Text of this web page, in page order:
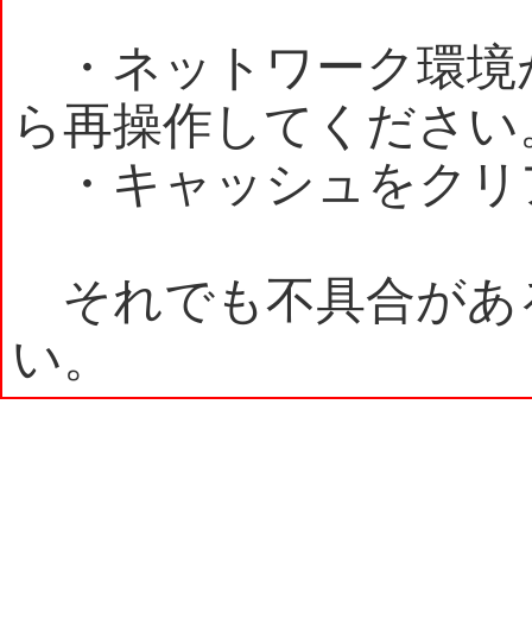
・ネットワーク環境
ら再操作してください
・キャッシュをクリ
それでも不具合があ
い。